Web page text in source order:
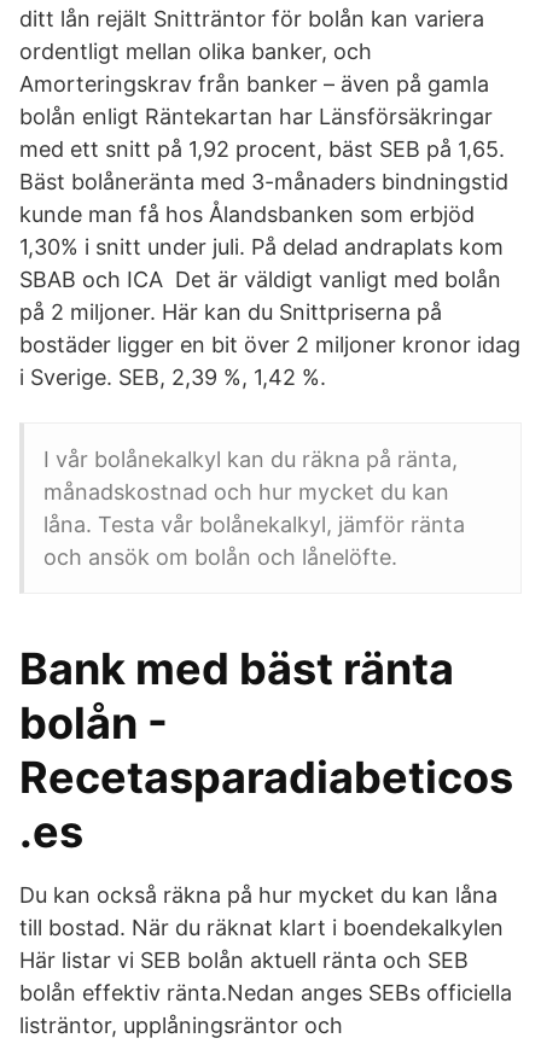
ditt lån rejält Snitträntor för bolån kan variera
ordentligt mellan olika banker, och
Amorteringskrav från banker – även på gamla
bolån enligt Räntekartan har Länsförsäkringar
med ett snitt på 1,92 procent, bäst SEB på 1,65.
Bäst bolåneränta med 3-månaders bindningstid
kunde man få hos Ålandsbanken som erbjöd
1,30% i snitt under juli. På delad andraplats kom
SBAB och ICA Det är väldigt vanligt med bolån
på 2 miljoner. Här kan du Snittpriserna på
bostäder ligger en bit över 2 miljoner kronor idag
i Sverige. SEB, 2,39 %, 1,42 %.
I vår bolånekalkyl kan du räkna på ränta,
månadskostnad och hur mycket du kan
låna. Testa vår bolånekalkyl, jämför ränta
och ansök om bolån och lånelöfte.
Bank med bäst ränta
bolån -
Recetasparadiabeticos
.es
Du kan också räkna på hur mycket du kan låna
till bostad. När du räknat klart i boendekalkylen
Här listar vi SEB bolån aktuell ränta och SEB
bolån effektiv ränta.Nedan anges SEBs officiella
listräntor, upplåningsräntor och